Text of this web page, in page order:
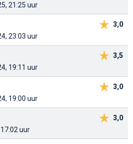
21:25 uur
3,0
23:03 uur
3,5
19:11 uur
3,0
19:00 uur
3,0
uur